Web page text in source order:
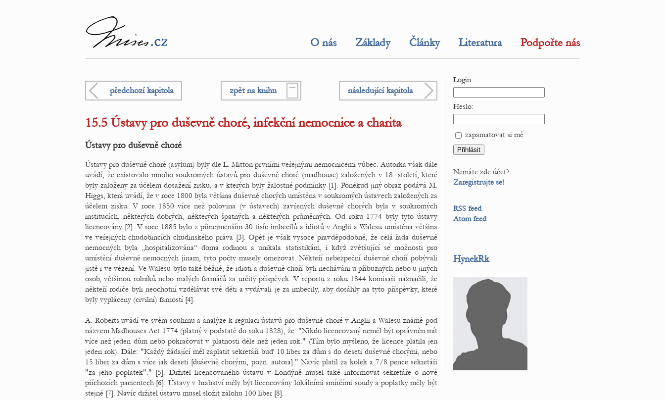
O nás Základy Články Literatura Podpořte nás
předchozí kapitola zpět na knihu následující kapitola
15.5 Ústavy pro duševně choré, infekční nemocnice a charita
Ústavy pro duševně choré
Ústavy pro duševně choré (asylum) byly dle L. Mitton prvními veřejnými nemocnicemi vůbec. Autorka však dále
uvádí, že existovalo mnoho soukromých ústavů pro duševně choré (madhouse) založených v 18. století, které
byly založeny za účelem dosažení zisku, a v kterých byly žalostné podmínky [1]. Poněkud jiný obraz podává M.
Higgs, která uvádí, že v roce 1800 byla většina duševně chorých umístěna v soukromých ústavech založených za
účelem zisku. V roce 1850 více než polovina (v ústavech) zavřených duševně chorých byla v soukromých
institucích, některých dobrých, některých špatných a některých průměrných. Od roku 1774 byly tyto ústavy
licencovány [2]. V roce 1885 bylo z přinejmenším 30 tisíc imbecilů a idiotů v Anglii a Walesu umístěna většina
ve veřejných chudobincích chudinského práva [3]. Opět je však vysoce pravděpodobné, že celá řada duševně
nemocných byla „hospitalizována“ doma rodinou a unikala statistikám, i když zvětšující se možnosti pro
umístění duševně nemocných jinam, tyto počty musely omezovat. Někteří nebezpeční duševně choří pobývali
jistě i ve vězení. Ve Walesu bylo také běžné, že idioti a duševně choří byli necháváni u příbuzných nebo u jiných
osob, většinou rolníků nebo malých farmářů za určitý příspěvek. V reportu z roku 1844 komisaři naznačili, že
někteří rodiče byli neochotní vzdělávat své děti a vydávali je za imbecily, aby dosáhly na tyto příspěvky, které
byly vypláceny (civilní) farností [4].
A. Roberts uvádí ve svém souhrnu a analýze k regulaci ústavů pro duševně choré v Anglii a Walesu známé pod
názvem Madhouses Act 1774 (platný v podstatě do roku 1828), že: "Nikdo licencovaný neměl být oprávněn mít
více než jeden dům nebo pokračovat v platnosti déle než jeden rok." (Tím bylo myšleno, že licence platila jen
jeden rok). Dále: "Každý žádající měl zaplatit sekretáři buď 10 liber za dům s do deseti duševně chorými, nebo
15 liber za dům s více jak deseti [duševně chorými, pozn. autora]." Navíc platil za kolek a 7/8 pence sekretáři
"za jeho poplatek"." [5]. Držitel licencovaného ústavu v Londýně musel také informovat sekretáře o nově
příchozích pacientech [6]. Ústavy v hrabství měly být licencovány lokálními smírčími soudy a poplatky měly být
stejné [7]. Navíc držitel ústavu musel složit zálohu 100 liber [8].
Login:
Heslo:
zapamatovat si mě
Nemáte zde účet?
Zaregistrujte se!
RSS feed
Atom feed
HynekRk